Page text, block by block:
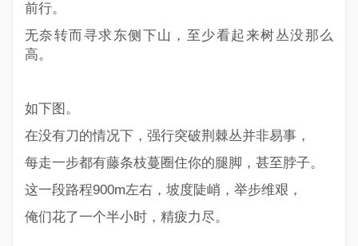
前行。
无奈转而寻求东侧下山，至少看起来树丛没那么
高。
如下图。
在没有刀的情况下，强行突破荆棘丛并非易事，
每走一步都有藤条枝蔓圈住你的腿脚，甚至脖子。
这一段路程900m左右，坡度陡峭，举步维艰，
俺们花了一个半小时，精疲力尽。